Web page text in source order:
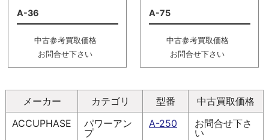
A-36
中古参考買取価格
お問合せ下さい
A-75
中古参考買取価格
お問合せ下さい
メーカー カテゴリ 型番
中古買取価格
ACCUPHASE
パワーアン
プ
A-250
お問合せ下さ
い